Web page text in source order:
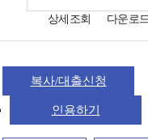
상세조회 다운로
복사/대출신청
인용하기